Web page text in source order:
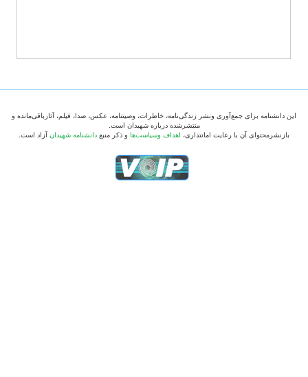
این دانشنامه برای جمع‌آوری ونشر زندگی‌نامه، خاطرات، وصیتنامه، عکس، صدا، فیلم، آثارباقی‌مانده و
منتشرشده درباره شهیدان است.
بازنشرمحتوای آن با رعایت امانتداری، اهداف وسیاست‌ها و ذکر منبع دانشنامه شهیدان آزاد است.